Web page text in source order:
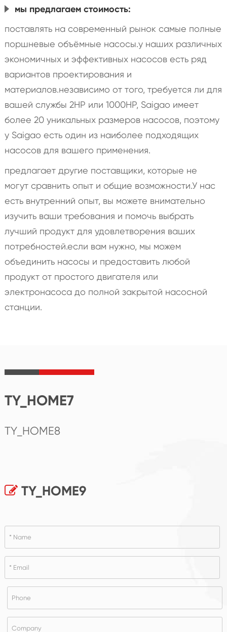
мы предлагаем стоимость:
поставлять на современный рынок самые полные
поршневые объёмные насосы.у наших различных
экономичных и эффективных насосов есть ряд
вариантов проектирования и
материалов.независимо от того, требуется ли для
вашей службы 2HP или 1000HP, Saigao имеет
более 20 уникальных размеров насосов, поэтому
у Saigao есть один из наиболее подходящих
насосов для вашего применения.
предлагает другие поставщики, которые не
могут сравнить опыт и общие возможности.У нас
есть внутренний опыт, вы можете внимательно
изучить ваши требования и помочь выбрать
лучший продукт для удовлетворения ваших
потребностей.если вам нужно, мы можем
объединить насосы и предоставить любой
продукт от простого двигателя или
электронасоса до полной закрытой насосной
станции.
TY_HOME7
TY_HOME8
TY_HOME9